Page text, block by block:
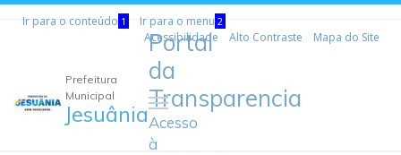
Ir para o conteúdo 1 Ir para o menu 2
Acessibilidade Alto Contraste Mapa do Site
Prefeitura
Municipal
Jesuânia
Portal
da
Transparencia
Acesso
à